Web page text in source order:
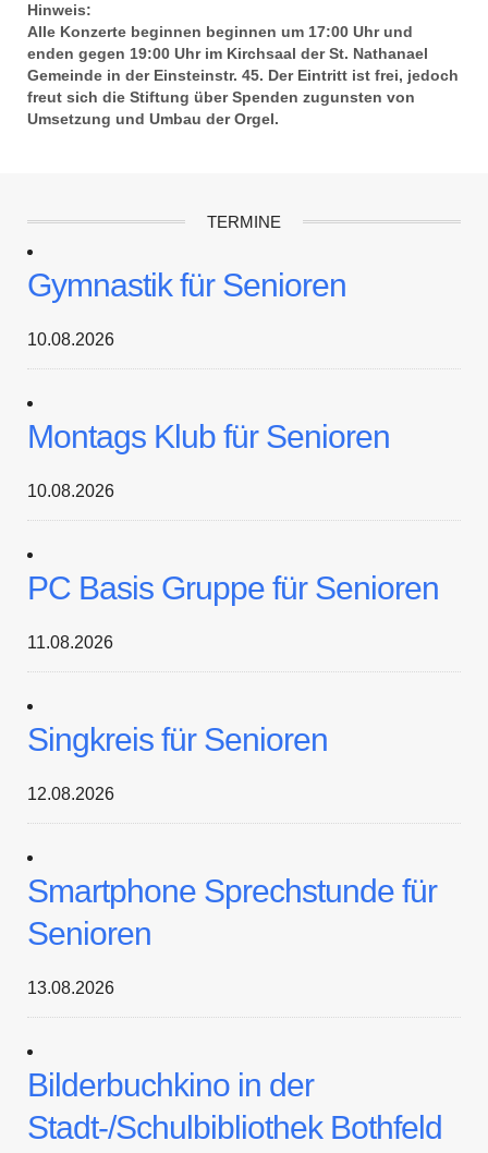
Hinweis:
Alle Konzerte beginnen beginnen um 17:00 Uhr und
enden gegen 19:00 Uhr im Kirchsaal der St. Nathanael
Gemeinde in der Einsteinstr. 45. Der Eintritt ist frei, jedoch
freut sich die Stiftung über Spenden zugunsten von
Umsetzung und Umbau der Orgel.
TERMINE
Gymnastik für Senioren
10.08.2026
Montags Klub für Senioren
10.08.2026
PC Basis Gruppe für Senioren
11.08.2026
Singkreis für Senioren
12.08.2026
Smartphone Sprechstunde für
Senioren
13.08.2026
Bilderbuchkino in der
Stadt-/Schulbibliothek Bothfeld